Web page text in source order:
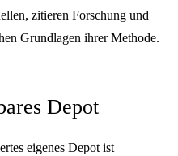
zitieren Forschung und
Grundlagen ihrer Methode.
Depot
eigenes Depot ist